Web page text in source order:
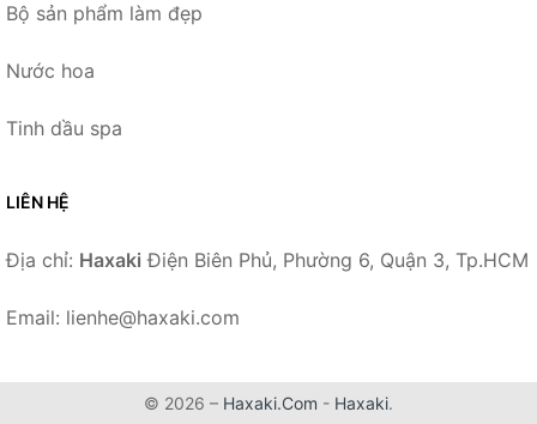
Bộ sản phẩm làm đẹp
Nước hoa
Tinh dầu spa
LIÊN HỆ
Địa chỉ: Haxaki Điện Biên Phủ, Phường 6, Quận 3, Tp.HCM
Email: lienhe@haxaki.com
© 2026 – Haxaki.Com - Haxaki.